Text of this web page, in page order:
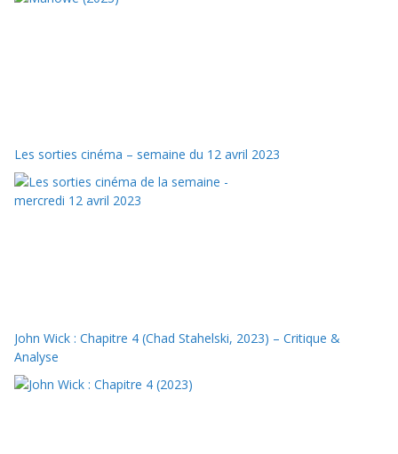
Les sorties cinéma – semaine du 12 avril 2023
John Wick : Chapitre 4 (Chad Stahelski, 2023) – Critique &
Analyse